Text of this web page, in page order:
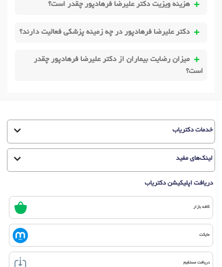
هزینه ویزیت دکتر علیرضا فرهادپور چقدر است؟
دکتر علیرضا فرهادپور در چه زمینه پزشکی فعالیت دارند؟
میزان رضایت بیماران از دکتر علیرضا فرهادپور چقدر
است؟
خدمات دکتریاب
لینک‌های مفید
دریافت اپلیکیشن دکتریاب
کافه بازار
مایکت
دریافت مستقیم